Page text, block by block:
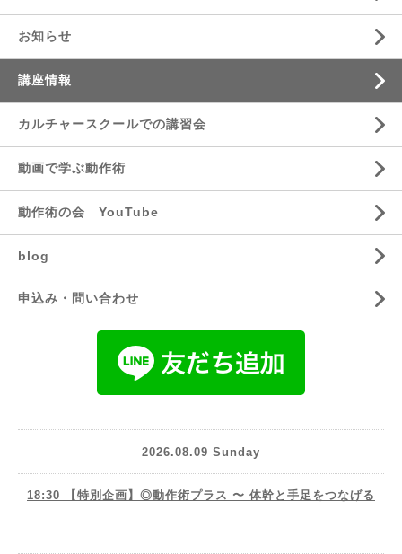
お知らせ
講座情報
カルチャースクールでの講習会
動画で学ぶ動作術
動作術の会 YouTube
blog
申込み・問い合わせ
2026.08.09 Sunday
18:30 【特別企画】◎動作術プラス 〜 体幹と手足をつなげる